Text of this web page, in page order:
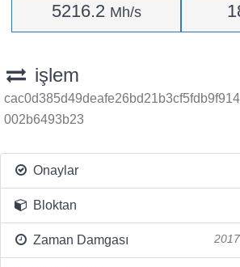
5216.2 Mh/s
işlem
002b6493b23
Onaylar
Bloktan
Zaman Damgası